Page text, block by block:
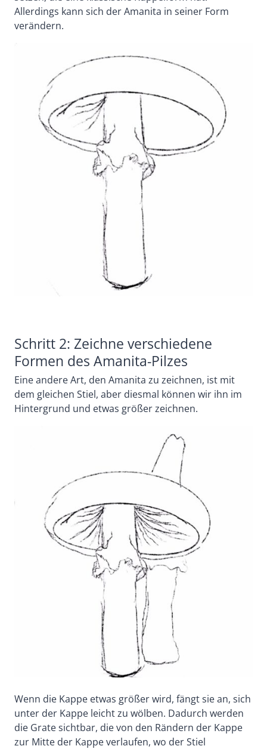
Allerdings kann sich der Amanita in seiner Form
verändern.
Schritt 2: Zeichne verschiedene
Formen des Amanita-Pilzes
Eine andere Art, den Amanita zu zeichnen, ist mit
dem gleichen Stiel, aber diesmal können wir ihn im
Hintergrund und etwas größer zeichnen.
Wenn die Kappe etwas größer wird, fängt sie an, sich
unter der Kappe leicht zu wölben. Dadurch werden
die Grate sichtbar, die von den Rändern der Kappe
zur Mitte der Kappe verlaufen, wo der Stiel